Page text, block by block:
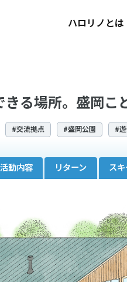
ハロリノとは
きる場所。盛岡こ
#交流拠点 #盛岡公園 #
活動内容 リターン ス